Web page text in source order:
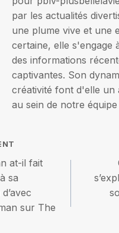
par les actualités
une plume vive et une
certaine, elle s'engage
des informations
captivantes. Son
créativité font d'elle un
au sein de notre
at-il fait
sa
sur The